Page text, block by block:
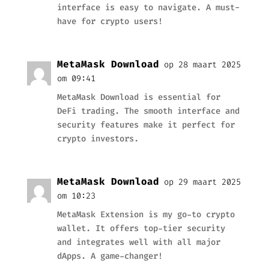
interface is easy to navigate. A must-
have for crypto users!
MetaMask Download op 28 maart 2025
om 09:41
MetaMask Download is essential for
DeFi trading. The smooth interface and
security features make it perfect for
crypto investors.
MetaMask Download op 29 maart 2025
om 10:23
MetaMask Extension is my go-to crypto
wallet. It offers top-tier security
and integrates well with all major
dApps. A game-changer!